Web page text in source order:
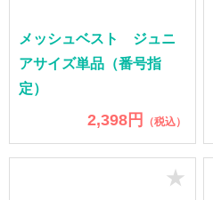
メッシュベスト ジュニ
アサイズ単品（番号指
定）
2,398円 （税込）
★